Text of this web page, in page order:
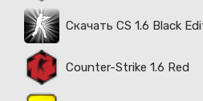
Скачать CS 1.6 Black
Counter-Strike 1.6 Red